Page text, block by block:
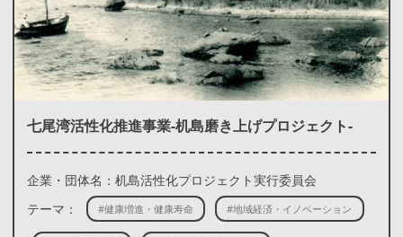
七尾湾活性化推進事業-机島磨き上げプロジェクト-
企業・団体名：机島活性化プロジェクト実行委員会
テーマ：
#健康増進・健康寿命 #地域経済・イノベーション